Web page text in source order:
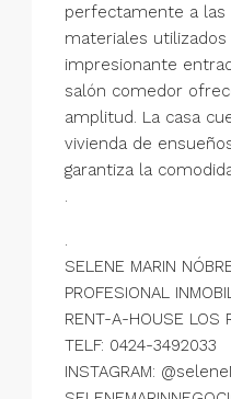
perfectamente a las
materiales
impresionante
salón comedor
amplitud. La casa
vivienda de
garantiza la
SELENE MARIN
PROFESIONAL
RENT-A-HOUSE LOS
TELF: 0424-3492033
INSTAGRAM: